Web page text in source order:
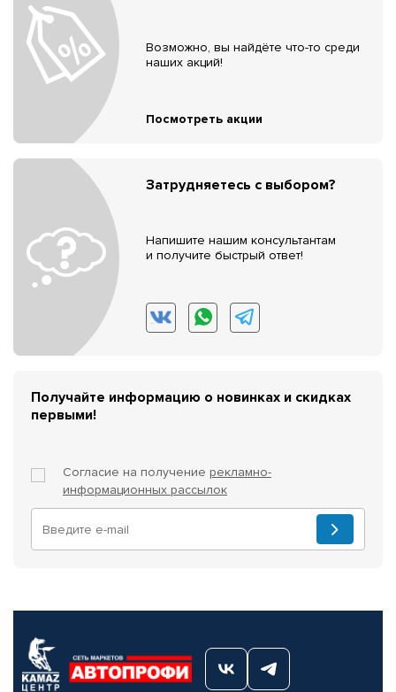
Возможно, вы найдёте что-то среди
наших акций!
Посмотреть акции
Затрудняетесь с выбором?
Напишите нашим консультантам
и получите быстрый ответ!
Получайте информацию о новинках и скидках
первыми!
Согласие на получение рекламно-
информационных рассылок